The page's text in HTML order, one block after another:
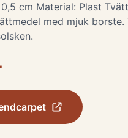
cm Material: Plast
med mjuk